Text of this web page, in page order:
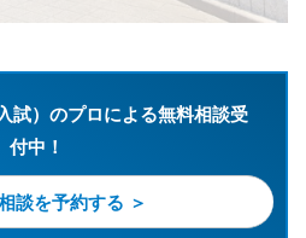
試）のプロによる無料相談受
付中！
談を予約する ＞